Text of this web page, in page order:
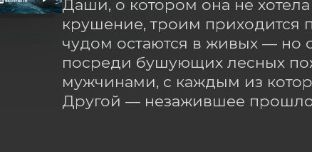
Даши, о котором она не
крушение, троим приходится
чудом остаются в живых — но
посреди бушующих лесных
мужчинами, с каждым из
Другой — незажившее